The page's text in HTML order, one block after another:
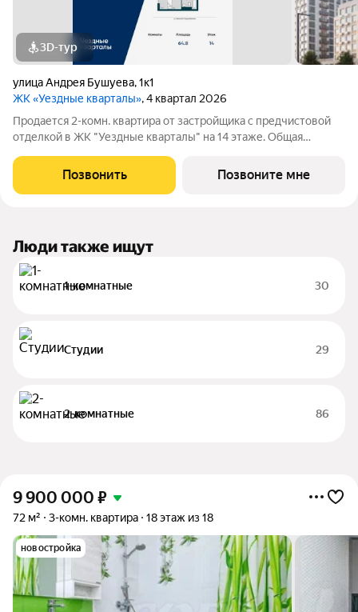
3D-тур
улица Андрея Бушуева,1к1
ЖК «Уездные кварталы», 4 квартал 2026
Продается 2-комн. квартира от застройщика с предчистовой
отделкой в ЖК "Уездные кварталы" на 14 этаже. Общая
кухни-столовой: 23.5 кв.м. Комнаты изолированные, все окна
выходят на одну
Позвонить Позвоните мне
Люди также ищут
1-комнатные 30
Студии 29
2-комнатные 86
9 900 000 ₽
72 м² 3-комн. квартира 18 этаж из 18
новостройка